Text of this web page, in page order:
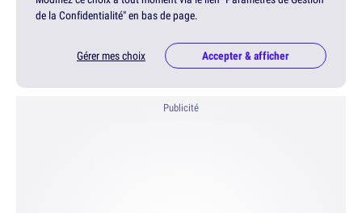
de la Confidentialité" en bas de page.
Gérer mes choix Accepter & afficher
Publicité